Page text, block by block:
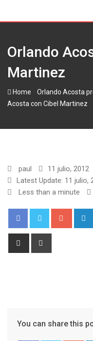
Orlando
Martinez
Home
Acosta con Cibel Martinez
paul
11 julio, 2012
Latest Update: 11 julio,
Less than a minute
Google+
Share
You can share this